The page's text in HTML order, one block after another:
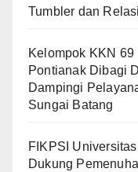
Tumbler dan
Kelompok KKN
Pontianak Dibagi
Dampingi
Sungai Batang
FIKPSI
Dukung